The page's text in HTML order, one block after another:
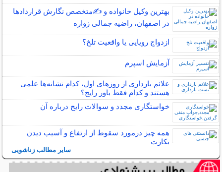
بهترین وکیل خانواده و ✍️متخصص نگارش قراردادها
در اصفهان، راضیه جمالی زواره
ازدواج رویایی یا واقعیت تلخ؟
آزمایش اسپرم
علائم بارداری از روزهای اول، کدام نشانه‌ها علمی
هستند و کدام فقط باور رایج؟
خواستگاری مجدد و سوالات رایج درباره آن
همه چیز درمورد سقوط از ارتفاع و آسیب دیدن
بکارت
سایر مطالب زناشویی